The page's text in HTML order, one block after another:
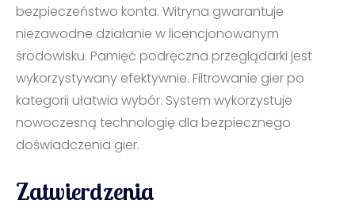
bezpieczeństwo konta. Witryna gwarantuje
niezawodne działanie w licencjonowanym
środowisku. Pamięć podręczna przeglądarki jest
wykorzystywany efektywnie. Filtrowanie gier po
kategorii ułatwia wybór. System wykorzystuje
nowoczesną technologię dla bezpiecznego
doświadczenia gier.
Zatwierdzenia